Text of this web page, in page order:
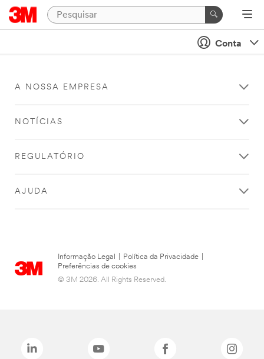
Conta
A NOSSA EMPRESA
NOTÍCIAS
REGULATÓRIO
AJUDA
Informação Legal Política da Privacidade
Preferências de cookies
© 3M 2026. All Rights Reserved.